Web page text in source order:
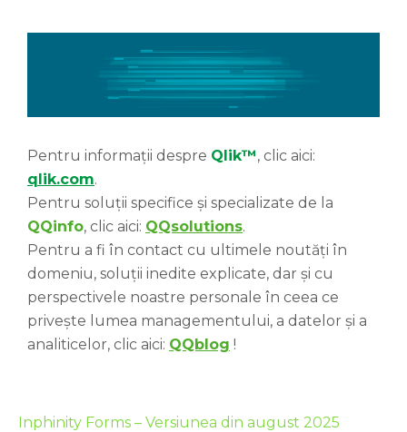
Pentru informații despre Qlik™, clic aici:
qlik.com.
Pentru soluții specifice și specializate de la
QQinfo, clic aici: QQsolutions.
Pentru a fi în contact cu ultimele noutăți în
domeniu, soluții inedite explicate, dar și cu
perspectivele noastre personale în ceea ce
privește lumea managementului, a datelor și a
analiticelor, clic aici: QQblog !
Inphinity Forms – Versiunea din august 2025